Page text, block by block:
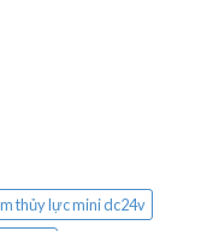
thủy lực mini dc24v